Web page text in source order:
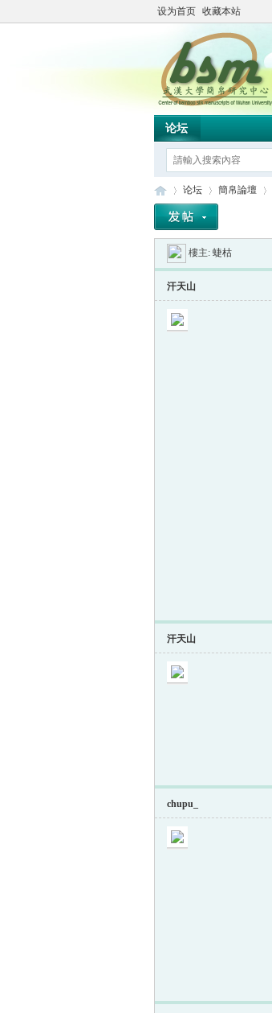
设为首页 收藏本站
论坛
»
论坛
›
簡帛論壇
樓主: 蜨枯
汗天山
汗天山
chupu_